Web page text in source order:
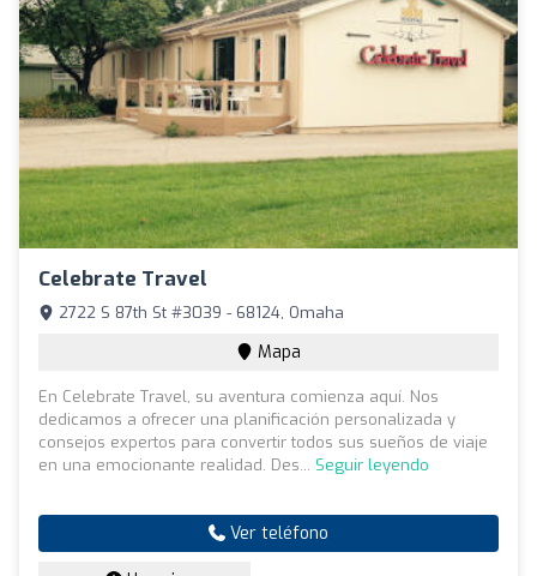
Celebrate Travel
2722 S 87th St #3039 - 68124, Omaha
Mapa
En Celebrate Travel, su aventura comienza aquí. Nos
dedicamos a ofrecer una planificación personalizada y
consejos expertos para convertir todos sus sueños de viaje
en una emocionante realidad. Des... Seguir leyendo
Ver teléfono